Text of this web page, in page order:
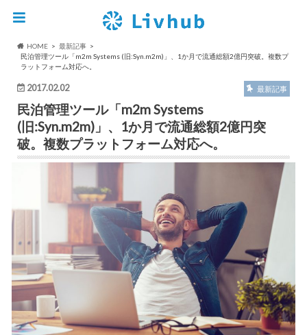
HOME
最新記事
民泊管理ツール「m2m Systems (旧:Syn.m2m)」、1か月で流通総額2億円突破。複数プ
ラットフォーム対応へ。
2017.02.02 最新記事
民泊管理ツール「m2m Systems
(旧:Syn.m2m)」、1か月で流通総額2億円突
破。複数プラットフォーム対応へ。